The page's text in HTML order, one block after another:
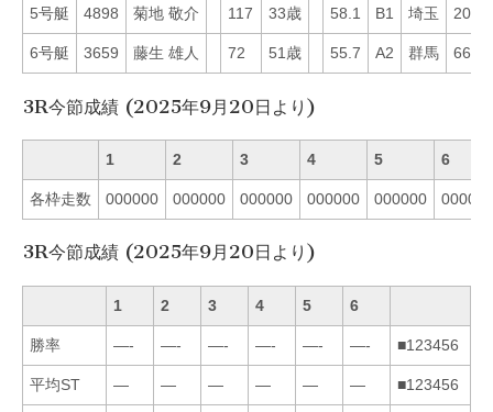
5号艇 4898 菊地 敬介 117 33歳 58.1 B1 埼玉 20
6号艇 3659 藤生 雄人 72 51歳 55.7 A2 群馬 66
3R今節成績 (2025年9月20日より)
1 2 3 4 5 6
各枠走数 000000 000000 000000 000000 000000 000000
3R今節成績 (2025年9月20日より)
1 2 3 4 5 6
勝率 —- —- —- —- —- —- ■123456
平均ST — — — — — — ■123456